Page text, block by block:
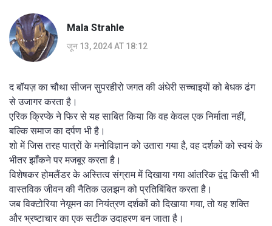
Mala Strahle
जून 13, 2024 AT 18:12
द बॉयज़ का चौथा सीजन सुपरहीरो जगत की अंधेरी सच्चाइयों को बेधक ढंग
से उजागर करता है।
एरिक क्रिप्के ने फिर से यह साबित किया कि वह केवल एक निर्माता नहीं,
बल्कि समाज का दर्पण भी है।
शो में जिस तरह पात्रों के मनोविज्ञान को उतारा गया है, वह दर्शकों को स्वयं के
भीतर झाँकने पर मजबूर करता है।
विशेषकर होमलैंडर के अस्तित्व संग्राम में दिखाया गया आंतरिक द्वंद्व किसी भी
वास्तविक जीवन की नैतिक उलझन को प्रतिबिंबित करता है।
जब विक्टोरिया नेयूमन का नियंत्रण दर्शकों को दिखाया गया, तो यह शक्ति
और भ्रष्टाचार का एक सटीक उदाहरण बन जाता है।